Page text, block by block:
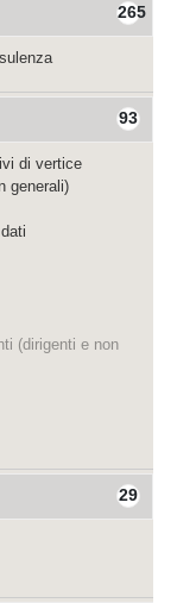
265
93
di vertice
generali)
(dirigenti e non
29